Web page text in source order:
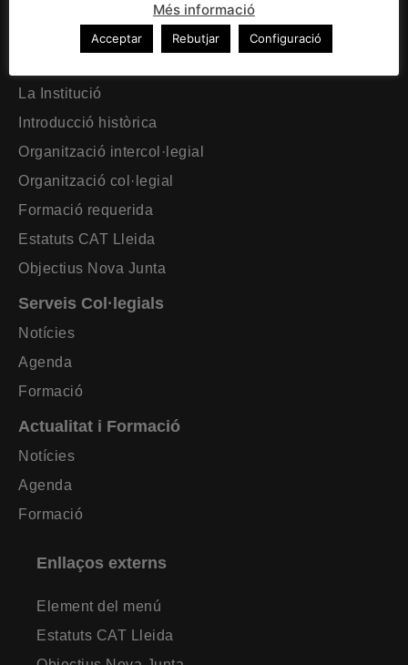
El Col·legi
La Institució
Introducció històrica
Organització intercol·legial
Organització col·legial
Formació requerida
Estatuts CAT Lleida
Objectius Nova Junta
Serveis Col·legials
Notícies
Agenda
Formació
Actualitat i Formació
Notícies
Agenda
Formació
Enllaços externs
Element del menú
Estatuts CAT Lleida
Més informació
Acceptar Rebutjar Configuració